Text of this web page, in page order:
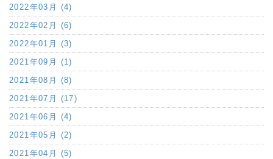
2022年03月 (4)
2022年02月 (6)
2022年01月 (3)
2021年09月 (1)
2021年08月 (8)
2021年07月 (17)
2021年06月 (4)
2021年05月 (2)
2021年04月 (5)